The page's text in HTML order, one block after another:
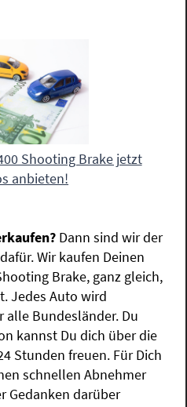
Shooting Brake jetzt
anbieten!
Dann sind wir der
Wir kaufen Deinen
Brake, ganz gleich,
Jedes Auto wird
alle Bundesländer. Du
kannst Du dich über die
Stunden freuen. Für Dich
schnellen Abnehmer
Gedanken darüber